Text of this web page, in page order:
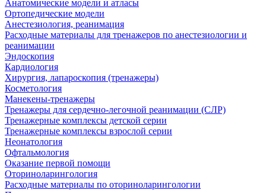
Анатомические модели и атласы
Ортопедические модели
Анестезиология, реанимация
Расходные материалы для тренажеров по анестезиологии и
реанимации
Эндоскопия
Кардиология
Хирургия, лапароскопия (тренажеры)
Косметология
Манекены-тренажеры
Тренажеры для сердечно-легочной реанимации (СЛР)
Тренажерные комплексы детской серии
Тренажерные комплексы взрослой серии
Неонатология
Офтальмология
Оказание первой помощи
Оториноларингология
Расходные материалы по оториноларингологии